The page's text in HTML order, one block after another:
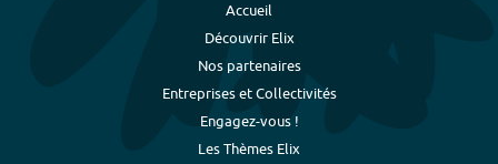
Accueil
Découvrir Elix
Nos partenaires
Entreprises et Collectivités
Engagez-vous !
Les Thèmes Elix